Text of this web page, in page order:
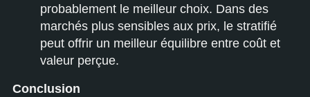
probablement le meilleur choix. Dans des
marchés plus sensibles aux prix, le stratifié
peut offrir un meilleur équilibre entre coût et
valeur perçue.
Conclusion